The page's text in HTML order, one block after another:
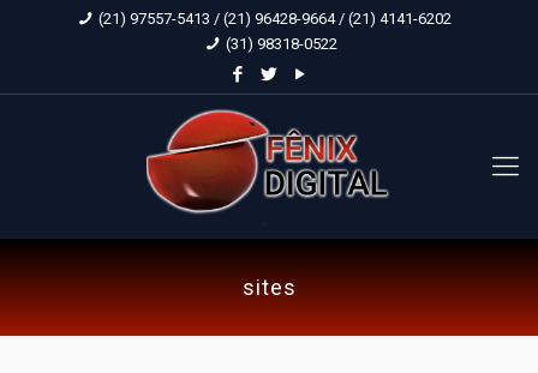
(21) 97557-5413 / (21) 96428-9664 / (21) 4141-6202
(31) 98318-0522
sites